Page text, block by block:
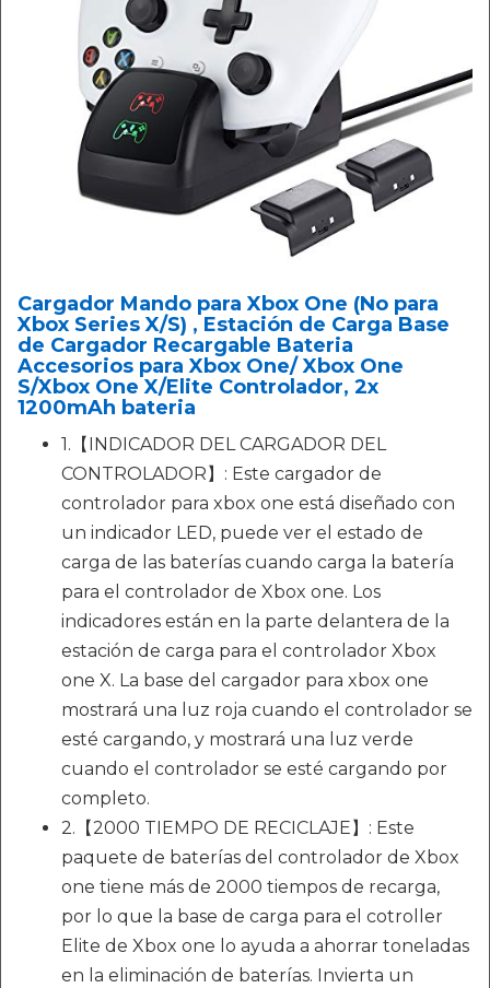
Cargador Mando para Xbox One (No para
Xbox Series X/S) , Estación de Carga Base
de Cargador Recargable Bateria
Accesorios para Xbox One/ Xbox One
S/Xbox One X/Elite Controlador, 2x
1200mAh bateria
1.【INDICADOR DEL CARGADOR DEL
CONTROLADOR】: Este cargador de
controlador para xbox one está diseñado con
un indicador LED, puede ver el estado de
carga de las baterías cuando carga la batería
para el controlador de Xbox one. Los
indicadores están en la parte delantera de la
estación de carga para el controlador Xbox
one X. La base del cargador para xbox one
mostrará una luz roja cuando el controlador se
esté cargando, y mostrará una luz verde
cuando el controlador se esté cargando por
completo.
2.【2000 TIEMPO DE RECICLAJE】: Este
paquete de baterías del controlador de Xbox
one tiene más de 2000 tiempos de recarga,
por lo que la base de carga para el cotroller
Elite de Xbox one lo ayuda a ahorrar toneladas
en la eliminación de baterías. Invierta un